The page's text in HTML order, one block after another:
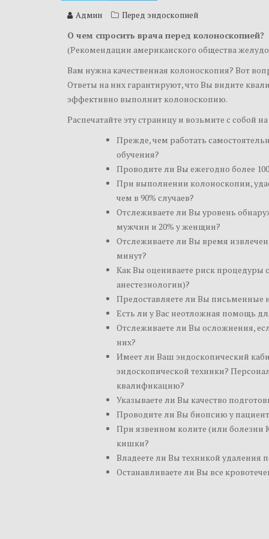
Админ Перед эндоскопией
О чем спросить врача перед колоноскопией?
(Рекомендации американского общества
Вам нужна качественная колоноскопия? Вот
Ответы на них гарантируют, что Вы видите
эффективно выполнит колоноскопию.
Распечатайте эту страницу и возьмите с собой
Прежде, чем работать
обучения?
Проводите ли Вы ежегодно более
При выполнении колоноскопии,
чем в 90% случаев?
Отслеживаете ли Вы уровень
мужчин и 20% у женщин?
Отслеживаете ли Вы время
минут?
Как Вы оцениваете риск
анестезиологии)?
Предоставляете ли Вы письменные
Есть ли у Вас неотложная помощь
Отслеживаете ли Вы осложнения,
них?
Имеет ли Ваш эндоскопический
эндоскопической техники?
квалификацию?
Указываете ли Вы качество
Проводите ли Вы биопсию у
При язвенном колите (или болезни
кишки?
Владеете ли Вы техникой удаления
Останавливаете ли Вы все